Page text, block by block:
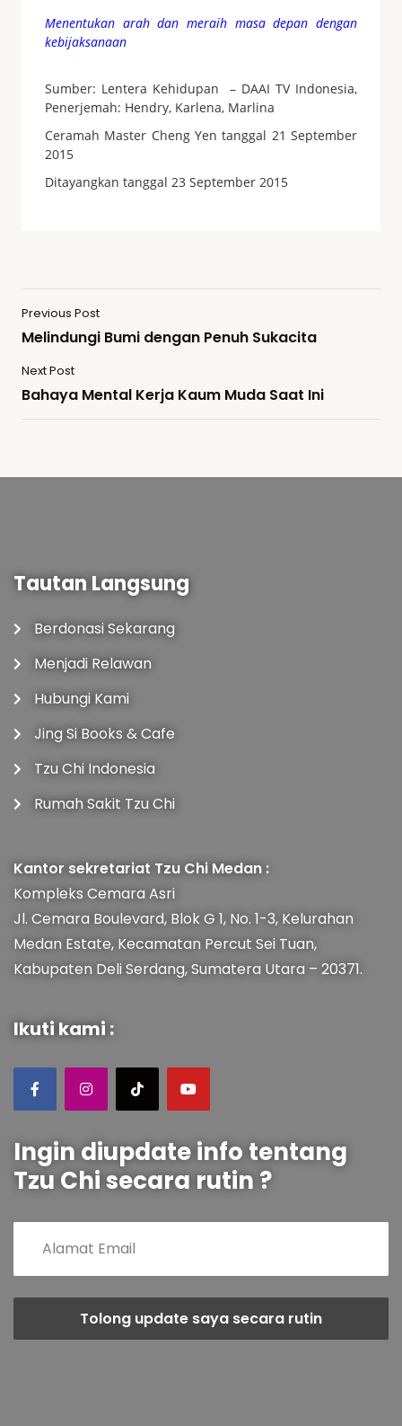
Menentukan arah dan meraih masa depan dengan
kebijaksanaan
Sumber: Lentera Kehidupan – DAAI TV Indonesia,
Penerjemah: Hendry, Karlena, Marlina
Ceramah Master Cheng Yen tanggal 21 September
2015
Ditayangkan tanggal 23 September 2015
Previous Post
Melindungi Bumi dengan Penuh Sukacita
Next Post
Bahaya Mental Kerja Kaum Muda Saat Ini
Tautan Langsung
Berdonasi Sekarang
Menjadi Relawan
Hubungi Kami
Jing Si Books & Cafe
Tzu Chi Indonesia
Rumah Sakit Tzu Chi
Kantor sekretariat Tzu Chi Medan :
Kompleks Cemara Asri
Jl. Cemara Boulevard, Blok G 1, No. 1-3, Kelurahan
Medan Estate, Kecamatan Percut Sei Tuan,
Kabupaten Deli Serdang, Sumatera Utara – 20371.
Ikuti kami :
Ingin diupdate info tentang
Tzu Chi secara rutin ?